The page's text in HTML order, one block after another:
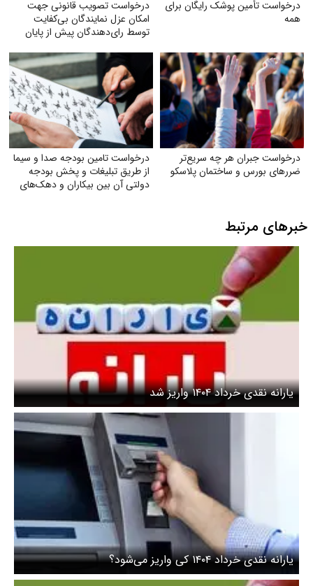
درخواست تأمین پوشک رایگان برای
همه
درخواست تصویب قانونی جهت
امکان عزل نمایندگان بی‌کفایت
توسط رای‌دهندگان پیش از پایان
درخواست جبران هر چه سریع‌تر
ضررهای بورس و ساختمان پلاسکو
درخواست تامین بودجه صدا و سیما
از طریق تبلیغات و پخش بودجه
دولتی آن بین بیکاران و دهک‌های
خبرهای مرتبط
یارانه نقدی خرداد ۱۴۰۴ واریز شد
یارانه نقدی خرداد ۱۴۰۴ کی واریز می‌شود؟